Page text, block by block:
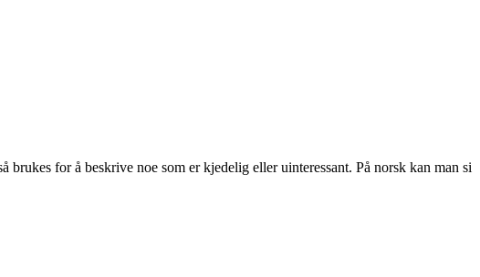
for å beskrive noe som er kjedelig eller uinteressant. På norsk kan man si